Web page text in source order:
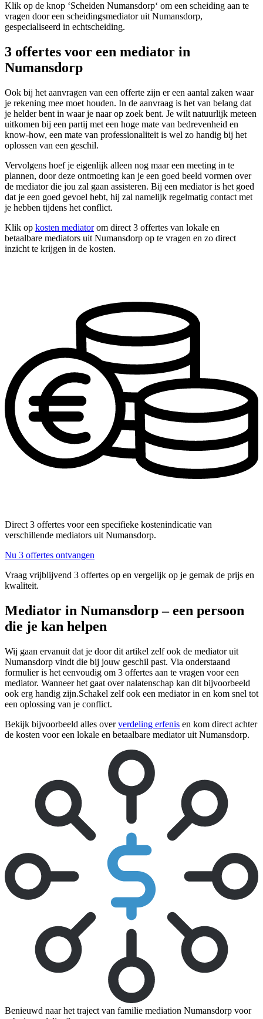
Klik op de knop ‘Scheiden Numansdorp‘ om een scheiding aan te
vragen door een scheidingsmediator uit Numansdorp,
gespecialiseerd in echtscheiding.
3 offertes voor een mediator in
Numansdorp
Ook bij het aanvragen van een offerte zijn er een aantal zaken waar
je rekening mee moet houden. In de aanvraag is het van belang dat
je helder bent in waar je naar op zoek bent. Je wilt natuurlijk meteen
uitkomen bij een partij met een hoge mate van bedrevenheid en
know-how, een mate van professionaliteit is wel zo handig bij het
oplossen van een geschil.
Vervolgens hoef je eigenlijk alleen nog maar een meeting in te
plannen, door deze ontmoeting kan je een goed beeld vormen over
de mediator die jou zal gaan assisteren. Bij een mediator is het goed
dat je een goed gevoel hebt, hij zal namelijk regelmatig contact met
je hebben tijdens het conflict.
Klik op kosten mediatorom direct 3 offertes van lokale en
betaalbare mediators uit Numansdorp op te vragen en zo direct
inzicht te krijgen in de kosten.
Direct 3 offertes voor een specifieke kostenindicatie van
verschillende mediators uit Numansdorp.
Nu 3 offertes ontvangen
Vraag vrijblijvend 3 offertes op en vergelijk op je gemak de prijs en
kwaliteit.
Mediator in Numansdorp – een persoon
die je kan helpen
Wij gaan ervanuit dat je door dit artikel zelf ook de mediator uit
Numansdorp vindt die bij jouw geschil past. Via onderstaand
formulier is het eenvoudig om 3 offertes aan te vragen voor een
mediator. Wanneer het gaat over nalatenschap kan dit bijvoorbeeld
ook erg handig zijn.Schakel zelf ook een mediator in en kom snel tot
een oplossing van je conflict.
Bekijk bijvoorbeeld alles oververdeling erfenis en kom direct achter
de kosten voor een lokale en betaalbare mediator uit Numansdorp.
Benieuwd naar het traject van familie mediation Numansdorp voor